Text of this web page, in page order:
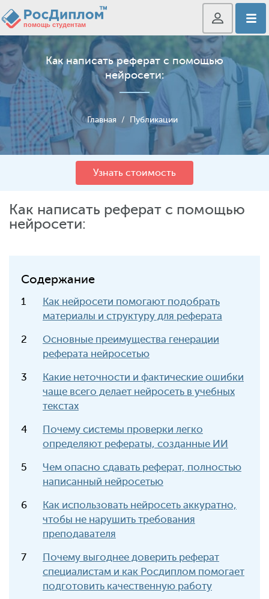
Как написать реферат с помощью
нейросети:
Главная / Публикации
Узнать стоимость
Как написать реферат с помощью
нейросети:
Содержание
Как нейросети помогают подобрать
материалы и структуру для реферата
Основные преимущества генерации
реферата нейросетью
Какие неточности и фактические ошибки
чаще всего делает нейросеть в учебных
текстах
Почему системы проверки легко
определяют рефераты, созданные ИИ
Чем опасно сдавать реферат, полностью
написанный нейросетью
Как использовать нейросеть аккуратно,
чтобы не нарушить требования
преподавателя
Почему выгоднее доверить реферат
специалистам и как Росдиплом помогает
подготовить качественную работу